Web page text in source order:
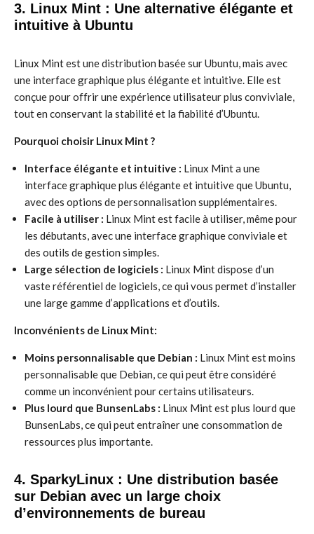
3. Linux Mint : Une alternative élégante et
intuitive à Ubuntu
Linux Mint est une distribution basée sur Ubuntu, mais avec
une interface graphique plus élégante et intuitive. Elle est
conçue pour offrir une expérience utilisateur plus conviviale,
tout en conservant la stabilité et la fiabilité d’Ubuntu.
Pourquoi choisir Linux Mint ?
Interface élégante et intuitive : Linux Mint a une
interface graphique plus élégante et intuitive que Ubuntu,
avec des options de personnalisation supplémentaires.
Facile à utiliser : Linux Mint est facile à utiliser, même pour
les débutants, avec une interface graphique conviviale et
des outils de gestion simples.
Large sélection de logiciels : Linux Mint dispose d’un
vaste référentiel de logiciels, ce qui vous permet d’installer
une large gamme d’applications et d’outils.
Inconvénients de Linux Mint:
Moins personnalisable que Debian : Linux Mint est moins
personnalisable que Debian, ce qui peut être considéré
comme un inconvénient pour certains utilisateurs.
Plus lourd que BunsenLabs : Linux Mint est plus lourd que
BunsenLabs, ce qui peut entraîner une consommation de
ressources plus importante.
4. SparkyLinux : Une distribution basée
sur Debian avec un large choix
d’environnements de bureau